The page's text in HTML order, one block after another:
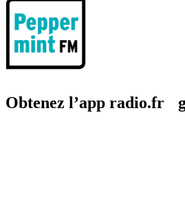
Obtenez l’app radio.fr